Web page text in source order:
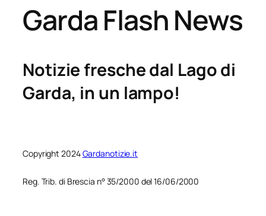
Garda Flash News
Notizie fresche dal Lago di
Garda, in un lampo!
Copyright 2024Gardanotizie.it
Reg. Trib. di Brescia n° 35/2000 del 16/06/2000